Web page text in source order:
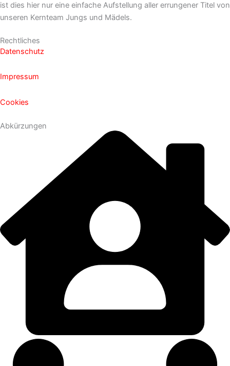
ist dies hier nur eine einfache Aufstellung aller errungener Titel von
unseren Kernteam Jungs und Mädels.
Rechtliches
Datenschutz
Impressum
Cookies
Abkürzungen